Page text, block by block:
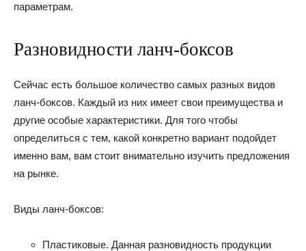
параметрам.
Разновидности ланч-боксов
Сейчас есть большое количество самых разных видов
ланч-боксов. Каждый из них имеет свои преимущества и
другие особые характеристики. Для того чтобы
определиться с тем, какой конкретно вариант подойдет
именно вам, вам стоит внимательно изучить предложения
на рынке.
Виды ланч-боксов:
Пластиковые. Данная разновидность продукции